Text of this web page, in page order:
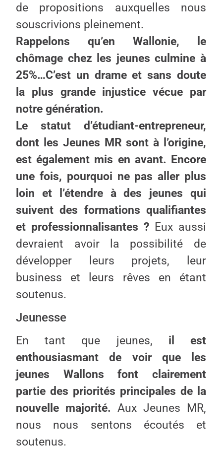
de propositions auxquelles nous
souscrivions pleinement.
Rappelons qu’en Wallonie, le
chômage chez les jeunes culmine à
25%…C’est un drame et sans doute
la plus grande injustice vécue par
notre génération.
Le statut d’étudiant-entrepreneur,
dont les Jeunes MR sont à l’origine,
est également mis en avant. Encore
une fois, pourquoi ne pas aller plus
loin et l’étendre à des jeunes qui
suivent des formations qualifiantes
et professionnalisantes ? Eux aussi
devraient avoir la possibilité de
développer leurs projets, leur
business et leurs rêves en étant
soutenus.
Jeunesse
En tant que jeunes, il est
enthousiasmant de voir que les
jeunes Wallons font clairement
partie des priorités principales de la
nouvelle majorité. Aux Jeunes MR,
nous nous sentons écoutés et
soutenus.